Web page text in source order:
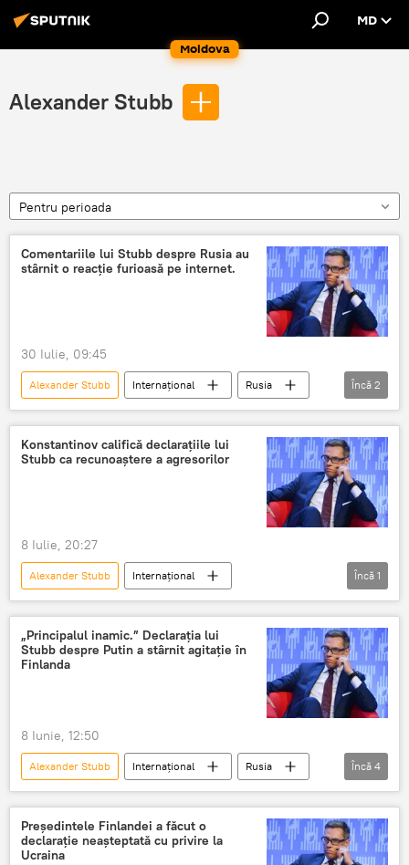
Moldova
MD
Alexander Stubb
Pentru perioada
Comentariile lui Stubb despre Rusia au
stârnit o reacție furioasă pe internet.
30 Iulie, 09:45
Alexander Stubb Internațional
Rusia
SUA
UE
Încă 2
Konstantinov califică declarațiile lui
Stubb ca recunoaștere a agresorilor
8 Iulie, 20:27
Alexander Stubb
Internațional
Vladimir Konstantinov
Încă 1
„Principalul inamic.” Declarația lui
Stubb despre Putin a stârnit agitație în
Finlanda
8 Iunie, 12:50
Alexander Stubb Internațional
Rusia
SUA
Ucraina
NATO
Finlanda
Încă 4
Președintele Finlandei a făcut o
declarație neașteptată cu privire la
Ucraina